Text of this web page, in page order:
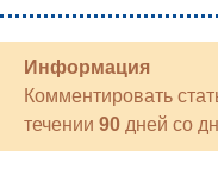
Информация
Комментировать
течении 90 дней со